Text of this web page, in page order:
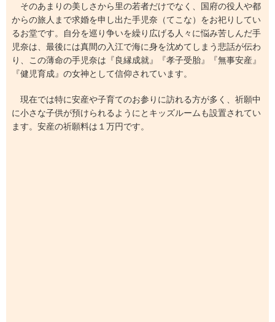
そのあまりの美しさから里の若者だけでなく、国府の役人や都
からの旅人まで求婚を申し出た手児奈（てこな）をお祀りしてい
るお堂です。自分を巡り争いを繰り広げる人々に悩み苦しんだ手
児奈は、最後には真間の入江で海に身を沈めてしまう悲話が伝わ
り、この薄命の手児奈は『良縁成就』『孝子受胎』『無事安産』
『健児育成』の女神として信仰されています。
現在では特に安産や子育てのお参りに訪れる方が多く、祈願中
に小さな子供が預けられるようにとキッズルームも設置されてい
ます。安産の祈願料は１万円です。